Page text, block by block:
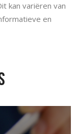
kan variëren van
en